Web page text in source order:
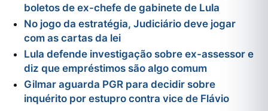
boletos de ex-chefe de gabinete de Lula
No jogo da estratégia, Judiciário deve jogar
com as cartas da lei
Lula defende investigação sobre ex-assessor e
diz que empréstimos são algo comum
Gilmar aguarda PGR para decidir sobre
inquérito por estupro contra vice de Flávio